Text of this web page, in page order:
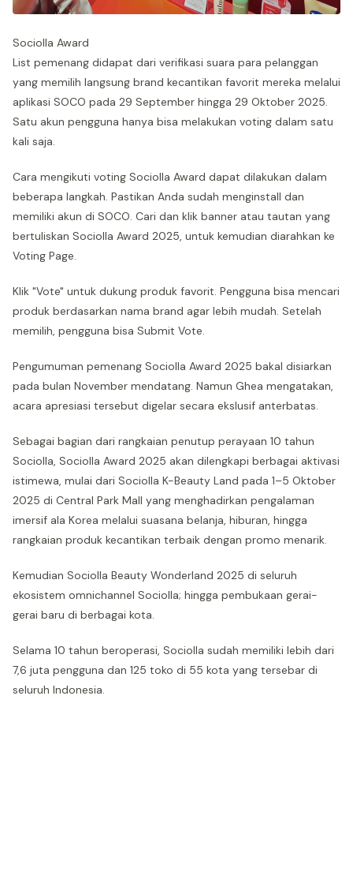
Sociolla Award
List pemenang didapat dari verifikasi suara para pelanggan
yang memilih langsung brand kecantikan favorit mereka melalui
aplikasi SOCO pada 29 September hingga 29 Oktober 2025.
Satu akun pengguna hanya bisa melakukan voting dalam satu
kali saja.
Cara mengikuti voting Sociolla Award dapat dilakukan dalam
beberapa langkah. Pastikan Anda sudah menginstall dan
memiliki akun di SOCO. Cari dan klik banner atau tautan yang
bertuliskan Sociolla Award 2025, untuk kemudian diarahkan ke
Voting Page.
Klik "Vote" untuk dukung produk favorit. Pengguna bisa mencari
produk berdasarkan nama brand agar lebih mudah. Setelah
memilih, pengguna bisa Submit Vote.
Pengumuman pemenang Sociolla Award 2025 bakal disiarkan
pada bulan November mendatang. Namun Ghea mengatakan,
acara apresiasi tersebut digelar secara ekslusif anterbatas.
Sebagai bagian dari rangkaian penutup perayaan 10 tahun
Sociolla, Sociolla Award 2025 akan dilengkapi berbagai aktivasi
istimewa, mulai dari Sociolla K-Beauty Land pada 1–5 Oktober
2025 di Central Park Mall yang menghadirkan pengalaman
imersif ala Korea melalui suasana belanja, hiburan, hingga
rangkaian produk kecantikan terbaik dengan promo menarik.
Kemudian Sociolla Beauty Wonderland 2025 di seluruh
ekosistem omnichannel Sociolla; hingga pembukaan gerai-
gerai baru di berbagai kota.
Selama 10 tahun beroperasi, Sociolla sudah memiliki lebih dari
7,6 juta pengguna dan 125 toko di 55 kota yang tersebar di
seluruh Indonesia.